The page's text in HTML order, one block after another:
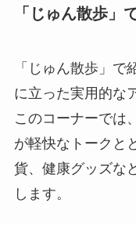
「じゅん散歩」
「じゅん散歩」
に立った実用的な
このコーナーでは
が軽快なトークと
貨、健康グッズな
します。